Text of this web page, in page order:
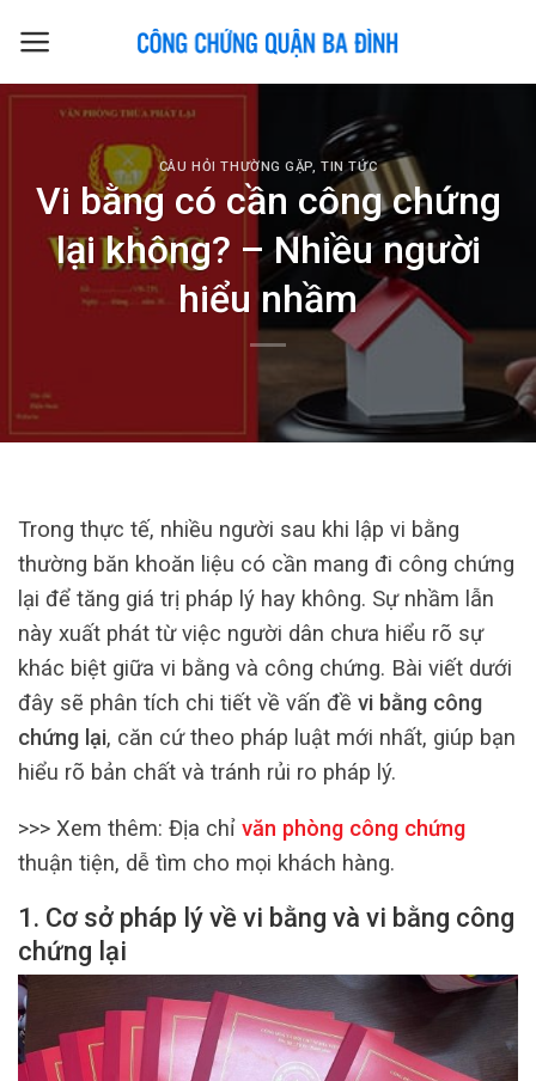
CÂU HỎI THƯỜNG GẶP,TIN TỨC
Vi bằng có cần công chứng
lại không? – Nhiều người
hiểu nhầm
Trong thực tế, nhiều người sau khi lập vi bằng
thường băn khoăn liệu có cần mang đi công chứng
lại để tăng giá trị pháp lý hay không. Sự nhầm lẫn
này xuất phát từ việc người dân chưa hiểu rõ sự
khác biệt giữa vi bằng và công chứng. Bài viết dưới
đây sẽ phân tích chi tiết về vấn đề vi bằng công
chứng lại, căn cứ theo pháp luật mới nhất, giúp bạn
hiểu rõ bản chất và tránh rủi ro pháp lý.
>>> Xem thêm: Địa chỉ văn phòng công chứng
thuận tiện, dễ tìm cho mọi khách hàng.
1. Cơ sở pháp lý về vi bằng và vi bằng công
chứng lại